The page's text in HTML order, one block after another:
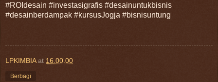
#ROIdesain #investasigrafis #desainuntukbisnis
#desainberdampak #kursusJogja #bisnisuntung
LPKIMBIA at 16.00.00
Berbagi